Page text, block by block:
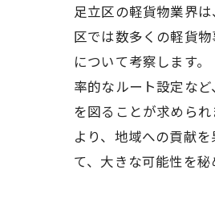
足立区の軽貨物業界
区では数多くの軽貨
について考察します
率的なルート設定な
を図ることが求めら
より、地域への貢献
て、大きな可能性を秘